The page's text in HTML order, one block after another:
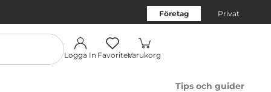
Företag Privat
Logga In FavoriterVarukorg
Tips och guider